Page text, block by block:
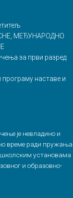
МЕЂУНАРОДНО
за први разред
наставе и
је невладино и
време ради пружања
установама
и образовно-